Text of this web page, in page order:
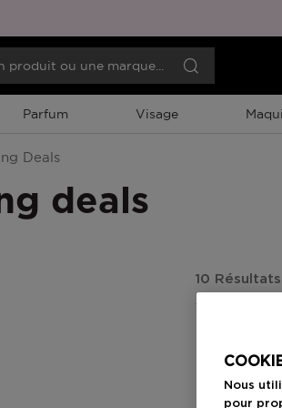
Durée Limitée
Parfum Visage
Deals
deals
10 Résultats
Nous
pour